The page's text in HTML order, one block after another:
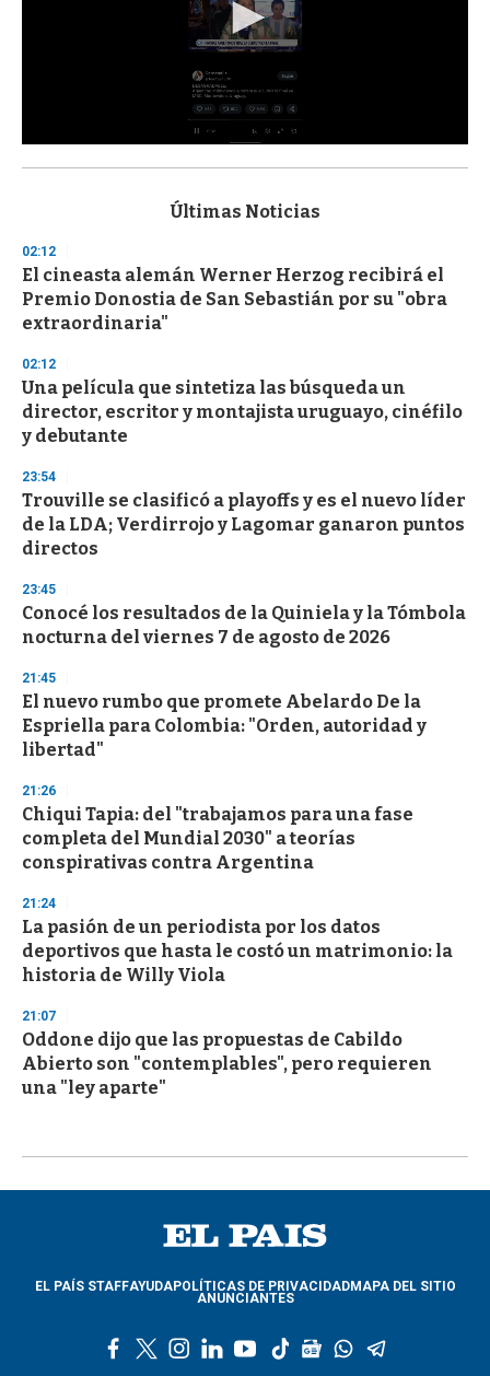
s
d
s
o
f
3
s
e
c
o
n
d
s
Últimas Noticias
02:12
El cineasta alemán Werner Herzog recibirá el
Premio Donostia de San Sebastián por su "obra
extraordinaria"
02:12
Una película que sintetiza las búsqueda un
director, escritor y montajista uruguayo, cinéfilo
y debutante
23:54
Trouville se clasificó a playoffs y es el nuevo líder
de la LDA; Verdirrojo y Lagomar ganaron puntos
directos
23:45
Conocé los resultados de la Quiniela y la Tómbola
nocturna del viernes 7 de agosto de 2026
21:45
El nuevo rumbo que promete Abelardo De la
Espriella para Colombia: "Orden, autoridad y
libertad"
21:26
Chiqui Tapia: del "trabajamos para una fase
completa del Mundial 2030" a teorías
conspirativas contra Argentina
21:24
La pasión de un periodista por los datos
deportivos que hasta le costó un matrimonio: la
historia de Willy Viola
21:07
Oddone dijo que las propuestas de Cabildo
Abierto son "contemplables", pero requieren
una "ley aparte"
EL PAÍS STAFFAYUDAPOLÍTICAS DE PRIVACIDADMAPA DEL SITIO
ANUNCIANTES
w
l
y
t
g
w